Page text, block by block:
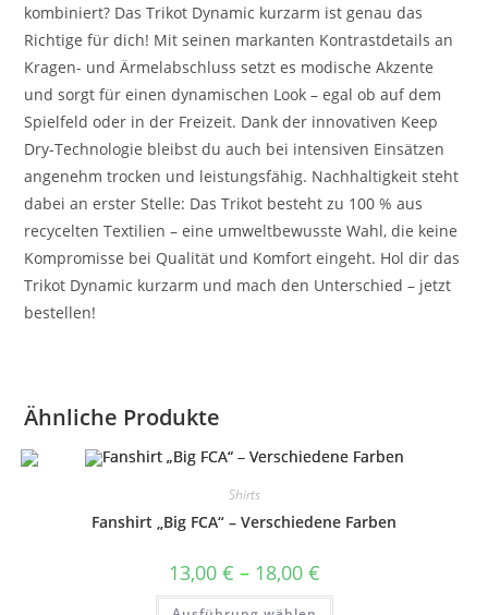
kombiniert? Das Trikot Dynamic kurzarm ist genau das
Richtige für dich! Mit seinen markanten Kontrastdetails an
Kragen- und Ärmelabschluss setzt es modische Akzente
und sorgt für einen dynamischen Look – egal ob auf dem
Spielfeld oder in der Freizeit. Dank der innovativen Keep
Dry-Technologie bleibst du auch bei intensiven Einsätzen
angenehm trocken und leistungsfähig. Nachhaltigkeit steht
dabei an erster Stelle: Das Trikot besteht zu 100 % aus
recycelten Textilien – eine umweltbewusste Wahl, die keine
Kompromisse bei Qualität und Komfort eingeht. Hol dir das
Trikot Dynamic kurzarm und mach den Unterschied – jetzt
bestellen!
Ähnliche Produkte
Shirts
Fanshirt „Big FCA“ – Verschiedene Farben
13,00 € – 18,00 €Preisspanne:
13,00 €
bisDieses